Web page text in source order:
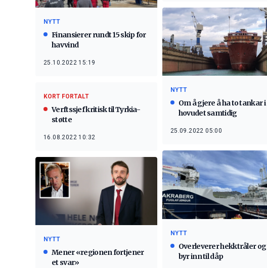
NYTT
Finansierer rundt 15 skip for
havvind
25.10.2022 15:19
NYTT
Om å gjere å ha to tankar i
hovudet samtidig
25.09.2022 05:00
KORT FORTALT
Verftssjef kritisk til Tyrkia-
støtte
16.08.2022 10:32
NYTT
Overleverer hekktråler og
byr inn til dåp
NYTT
Mener «regionen fortjener
et svar»